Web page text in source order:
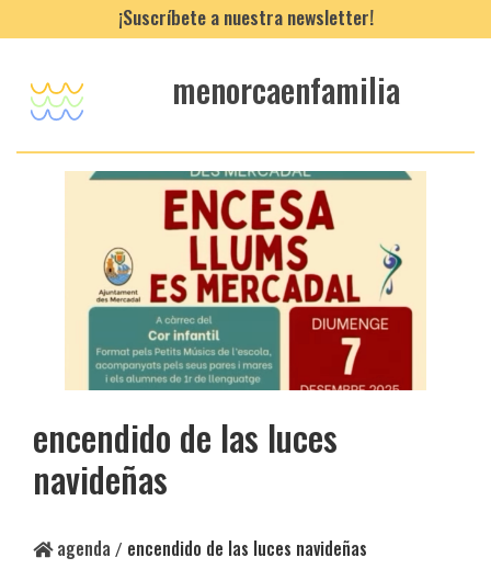
¡Suscríbete a nuestra newsletter!
menorcaenfamilia
encendido de las luces
navideñas
agenda / encendido de las luces navideñas